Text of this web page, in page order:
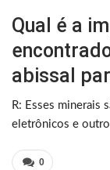
Qual é a
abissal
R: Esses minerais
eletrônicos e
0